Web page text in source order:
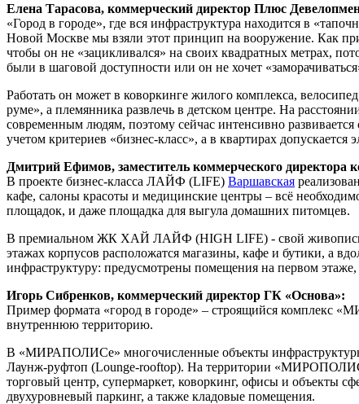
Елена Тарасова, коммерческий директор Плюс
«Город в городе», где вся инфраструктура находится в
Новой Москве мы взяли этот принцип на вооружение. Как
чтобы он не «зацикливался» на своих квадратных метрах,
были в шаговой доступности или он не хочет
Работать он может в коворкинге жилого комплекса,
руме», а племянника развлечь в детском центре. На
современным людям, поэтому сейчас интенсивно
учетом критериев «бизнес-класс», а в квартирах
Дмитрий Ефимов, заместитель коммерческого
В проекте бизнес-класса ЛАЙФ (LIFE) Варшавская
кафе, салоны красоты и медицинские центры – всё
площадок, и даже площадка для выгула домашних питомцев.
В премиальном ЖК ХАЙ ЛАЙФ (HIGH LIFE) - свой живописный
этажах корпусов расположатся магазины, кафе и бутики, а
инфраструктуру: предусмотрены помещения на первом
Игорь Сибренков, коммерческий директор ГК «Основа»:
Пример формата «город в городе» – строящийся комплекс
внутреннюю территорию.
В «МИРАПОЛИСе» многочисленные объекты инфраструктуры
Лаунж-руфтоп (Lounge-rooftop). На территории
торговый центр, супермаркет, коворкинг, офисы и объекты
двухуровневый паркинг, а также кладовые помещения.